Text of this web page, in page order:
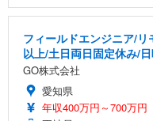
フィールドエンジニア/
以上/土日両日固定休み/
GO株式会社
愛知県
年収400万円～700万円